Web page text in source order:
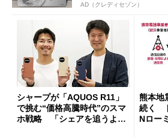
AD（クレディセゾン）
シャープが「AQUOS R11」
で挑む“価格高騰時代”のスマ
ホ戦略 「シェアを追うより
熊本地
続く
Nロー